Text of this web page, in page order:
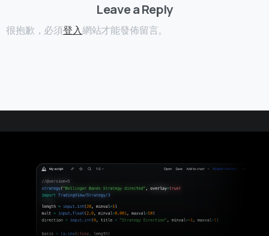
Leave a Reply
很抱歉，必須登入網站才能發佈留言。